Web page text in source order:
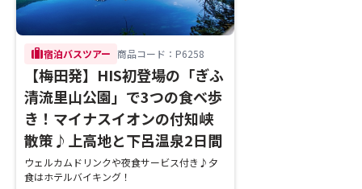
trip宿泊バスツアー 商品コード：P6258
【梅田発】HIS初登場の「ぎふ
清流里山公園」で3つの食べ歩
き！マイナスイオンの付知峡
散策♪上高地と下呂温泉2日間
ウェルカムドリンクや夜食サービス付き♪夕
食はホテルバイキング！